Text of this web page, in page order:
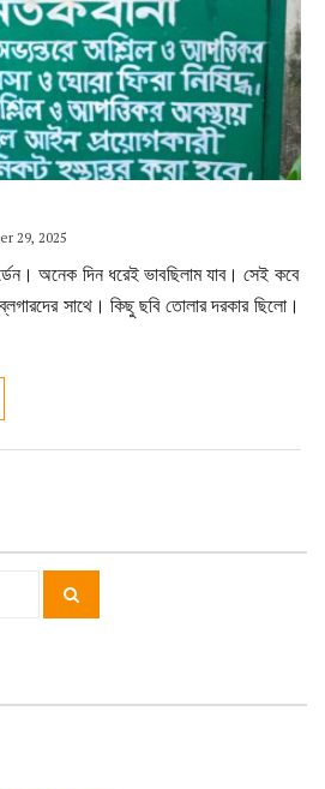
29, 2025
অনেক দিন ধরেই ভাবছিলাম যাব। সেই কবে
সাথে। কিছু ছবি তোলার দরকার ছিলো।